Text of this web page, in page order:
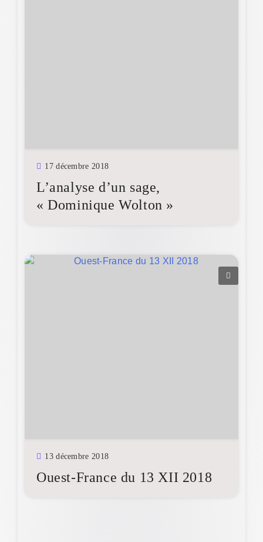
17 décembre 2018
L’analyse d’un sage,
« Dominique Wolton »
13 décembre 2018
Ouest-France du 13 XII 2018